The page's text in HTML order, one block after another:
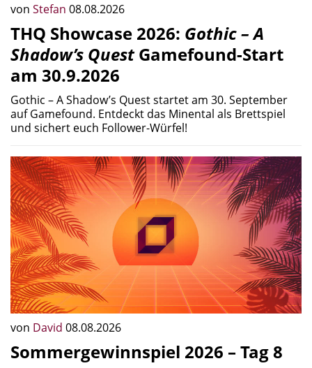
von Stefan 08.08.2026
THQ Showcase 2026: Gothic – A
Shadow’s QuestGamefound-Start
am 30.9.2026
Gothic – A Shadow’s Quest startet am 30. September
auf Gamefound. Entdeckt das Minental als Brettspiel
und sichert euch Follower-Würfel!
von David 08.08.2026
Sommergewinnspiel 2026 – Tag 8